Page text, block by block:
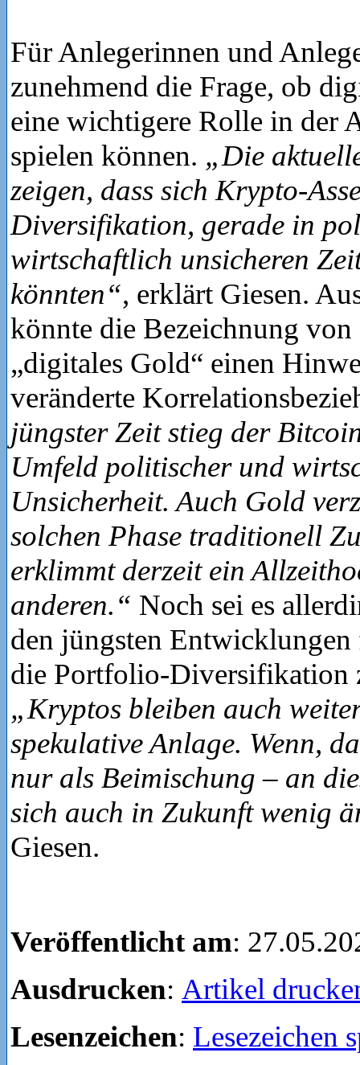
Für Anlegerinnen und
zunehmend die Frage, ob
eine wichtigere Rolle in der
spielen können. „Die
zeigen, dass sich Krypto-
Diversifikation, gerade in
wirtschaftlich unsicheren
könnten“, erklärt Giesen.
könnte die Bezeichnung
„digitales Gold“ einen
veränderte
jüngster Zeit stieg der
Umfeld politischer und
Unsicherheit. Auch Gold
solchen Phase traditionell
erklimmt derzeit ein
anderen.“ Noch sei es
den jüngsten Entwicklungen
die Portfolio-Diversifikation
„Kryptos bleiben auch
spekulative Anlage. Wenn,
nur als Beimischung – an
sich auch in Zukunft wenig
Giesen.
Veröffentlicht am:
Ausdrucken: Artikel
Lesenzeichen: Lesezeichen